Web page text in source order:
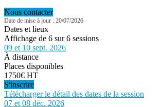
Nous contacter
Date de mise à jour : 20/07/2026
Dates et lieux
Affichage de 6 sur 6 sessions
09 et 10 sept. 2026
À distance
Places disponibles
1750€ HT
S'inscrire
Télécharger le détail des dates de la session
07 et 08 déc. 2026